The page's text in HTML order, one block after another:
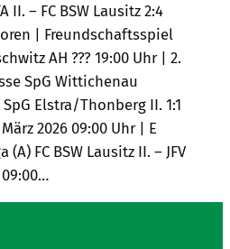
II. – FC BSW Lausitz 2:4
| Freundschaftsspiel
AH ??? 19:00 Uhr | 2.
SpG Wittichenau
Elstra/Thonberg II. 1:1
2026 09:00 Uhr | E
FC BSW Lausitz II. – JFV
09:00…